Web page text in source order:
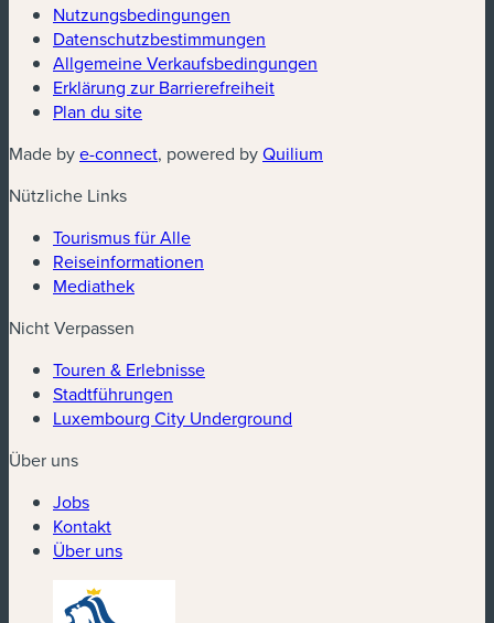
Nutzungsbedingungen
Datenschutzbestimmungen
Allgemeine Verkaufsbedingungen
Erklärung zur Barrierefreiheit
Plan du site
Made bye-connect(neues Fenster)
, powered byQuilium
Nützliche Links
Tourismus für Alle
Reiseinformationen
Mediathek
Nicht Verpassen
Touren & Erlebnisse
Stadtführungen
Luxembourg City Underground
Über uns
Jobs
Kontakt
Über uns